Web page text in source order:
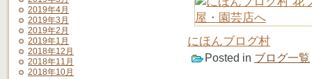
2019年4月
2019年3月
2019年2月
2019年1月
2018年12月
2018年11月
2018年10月
にほんブログ村
Posted in ブログ一覧